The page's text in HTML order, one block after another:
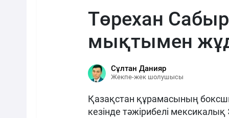
Төрехан
мықтымен
Сұлтан Данияр
Жекпе-жек шолушысы
Қазақстан құрамасының
кезінде тәжірибелі